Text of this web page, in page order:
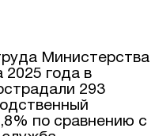
Министерства
2025 года в
293
по сравнению с